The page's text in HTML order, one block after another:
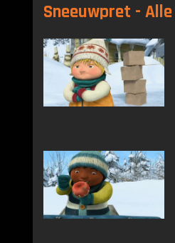
Sneeuwpret -